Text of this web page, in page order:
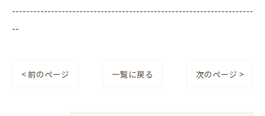
--------------------------------------------------------------------
--
< 前のページ 一覧に戻る 次のページ >